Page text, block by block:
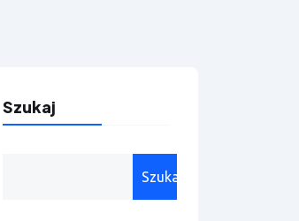
Szukaj
Szukaj